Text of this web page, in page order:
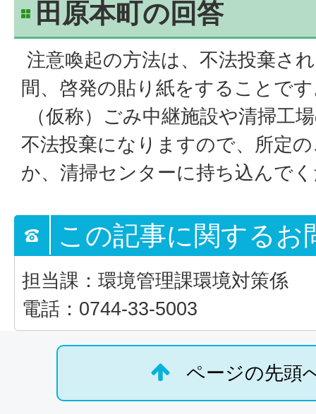
田原本町の回答
注意喚起の方法は、不法投棄さ
間、啓発の貼り紙をすることで
（仮称）ごみ中継施設や清掃工
不法投棄になりますので、所定
か、清掃センターに持ち込んで
この記事に関するお
担当課：環境管理課環境対策係
電話：0744-33-5003
ページの先頭